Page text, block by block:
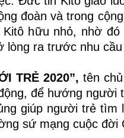
đoàn và trong
Kitô hữu nhỏ, nhờ
lòng ra trước nhu
TRẺ 2020”, tên
để hướng
giúp người trẻ
sứ mạng cuộc đời